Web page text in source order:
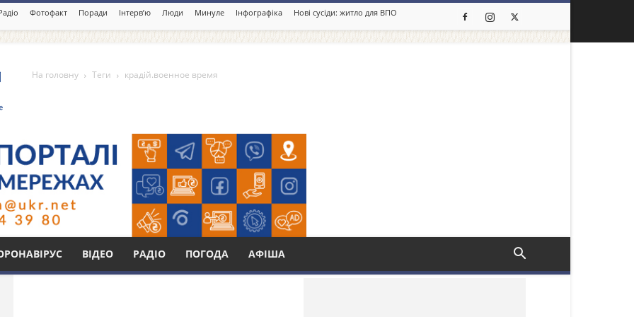
Фотофакт Поради Інтерв’ю Люди Минуле Інфографіка Нові сусіди: житло для ВПО
ВІДЕО РАДІО ПОГОДА АФІША
На головну Теги крадій.военное время